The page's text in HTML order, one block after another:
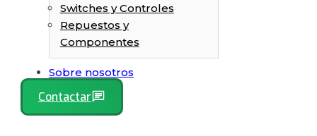
Switches y Controles
Repuestos y
Componentes
Sobre nosotros
Contactar